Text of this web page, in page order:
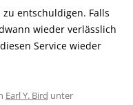
entschuldigen. Falls
wieder verlässlich
Service wieder
Earl Y. Bird unter